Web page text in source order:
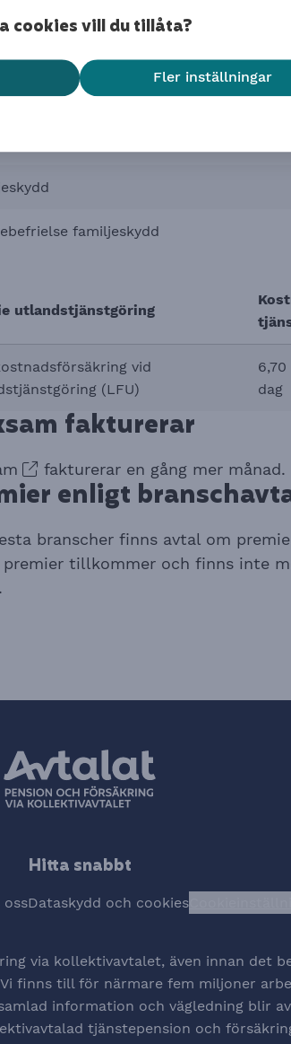
vid arbetsskada (TFA)
familjeskydd
utlandstjänstgöring
vid
(LFU)
dag
fakturerar
fakturerar en gång mer månad.
enligt
branscher finns avtal om
premier tillkommer och finns inte
Hitta snabbt
ossDataskydd och cookies
via kollektivavtalet, även innan det
finns till för närmare fem miljoner
information och vägledning blir
tjänstepension och
cookies vill du tillåta?
Fler inställningar